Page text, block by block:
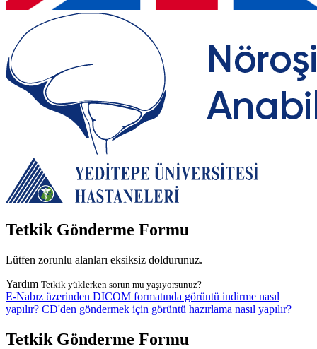
Tetkik Gönderme Formu
Lütfen zorunlu alanları eksiksiz doldurunuz.
Yardım Tetkik yüklerken sorun mu yaşıyorsunuz?
E-Nabız üzerinden DICOM formatında görüntü indirme nasıl
yapılır? CD'den göndermek için görüntü hazırlama nasıl yapılır?
Tetkik Gönderme Formu